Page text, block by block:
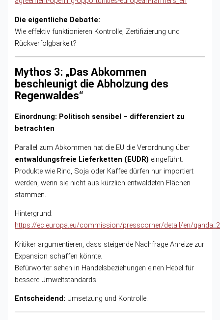
Die eigentliche Debatte:
Wie effektiv funktionieren Kontrolle, Zertifizierung und
Rückverfolgbarkeit?
Mythos 3: „Das Abkommen
beschleunigt die Abholzung des
Regenwaldes“
Einordnung: Politisch sensibel – differenziert zu
betrachten
Parallel zum Abkommen hat die EU die Verordnung über
entwaldungsfreie Lieferketten (EUDR) eingeführt.
Produkte wie Rind, Soja oder Kaffee dürfen nur importiert
werden, wenn sie nicht aus kürzlich entwaldeten Flächen
stammen.
Hintergrund:
https://ec.europa.eu/commission/presscorner/detail/en/
Kritiker argumentieren, dass steigende Nachfrage Anreize zur
Expansion schaffen könnte.
Befürworter sehen in Handelsbeziehungen einen Hebel für
bessere Umweltstandards.
Entscheidend: Umsetzung und Kontrolle.